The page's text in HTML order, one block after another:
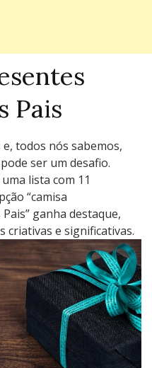
Pais
todos nós sabemos,
ser um desafio.
lista com 11
“camisa
ganha destaque,
criativas e significativas.